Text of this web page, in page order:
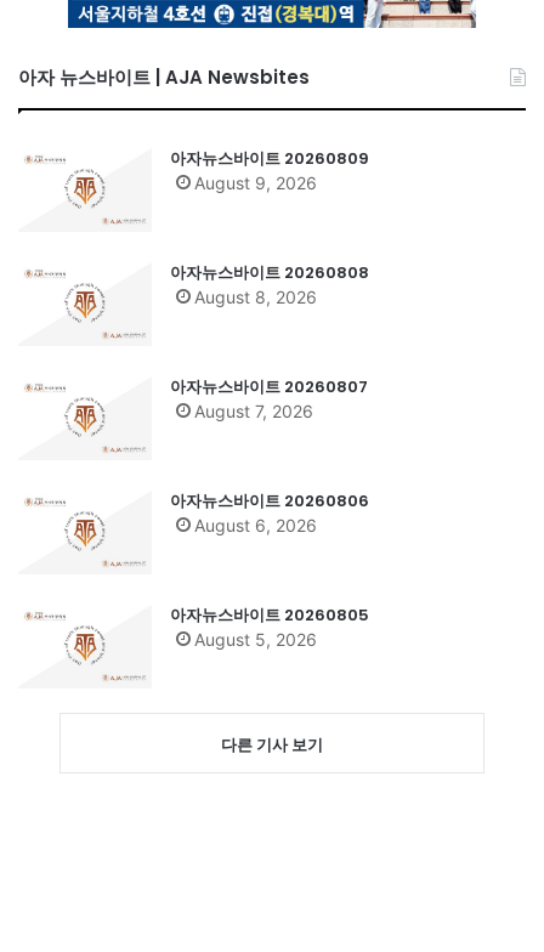
아자 뉴스바이트 | AJA Newsbites
아자뉴스바이트 20260809
August 9, 2026
아자뉴스바이트 20260808
August 8, 2026
아자뉴스바이트 20260807
August 7, 2026
아자뉴스바이트 20260806
August 6, 2026
아자뉴스바이트 20260805
August 5, 2026
다른 기사 보기